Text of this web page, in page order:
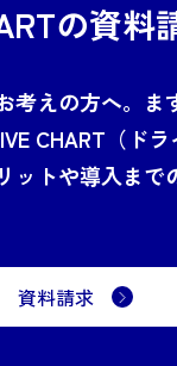
の資料
考えの方へ。ま
CHART（ド
ットや導入まで
資料請求